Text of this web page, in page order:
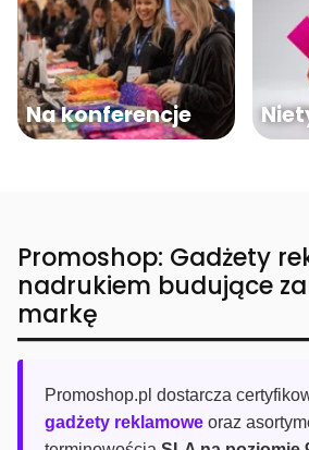
Na konferencje
Promoshop: Gadżety
nadrukiem budujące
markę
Promoshop.pl dostarcza
gadżety reklamowe oraz